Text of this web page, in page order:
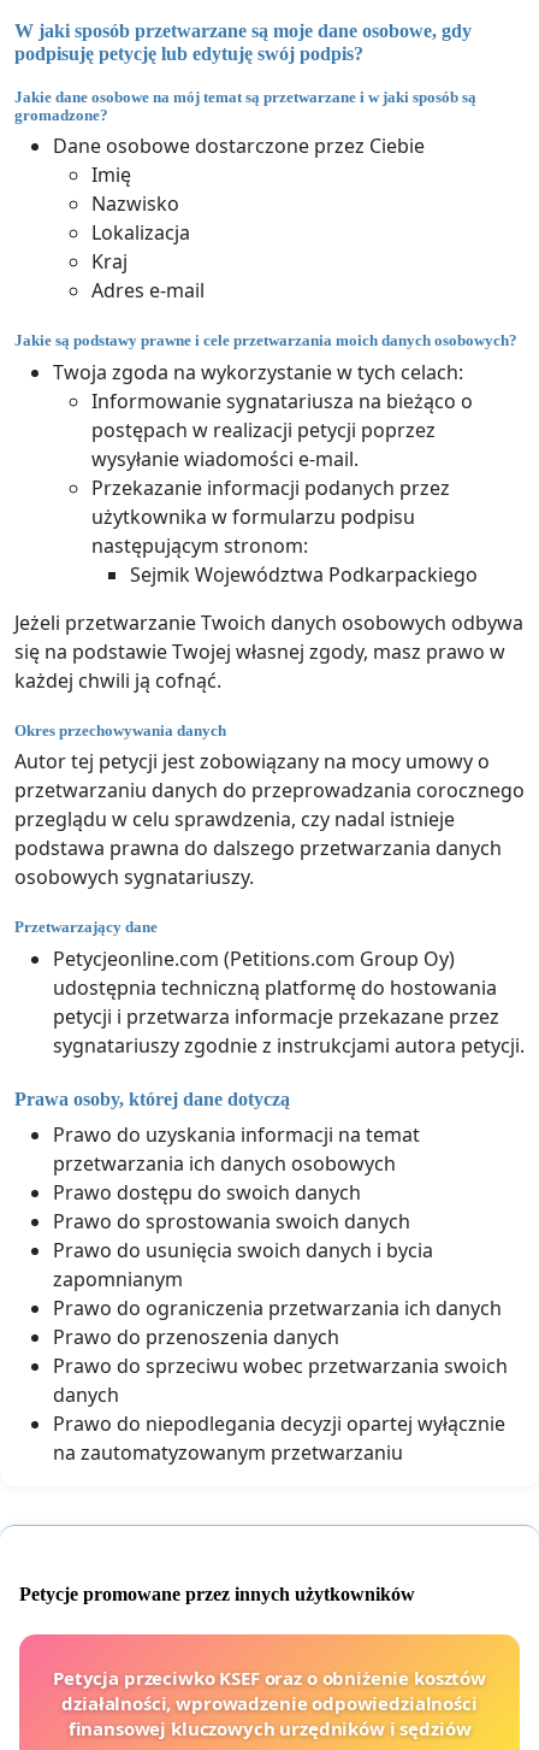
W jaki sposób przetwarzane są moje dane osobowe, gdy
podpisuję petycję lub edytuję swój podpis?
Jakie dane osobowe na mój temat są przetwarzane i w jaki sposób są
gromadzone?
Dane osobowe dostarczone przez Ciebie
Imię
Nazwisko
Lokalizacja
Kraj
Adres e-mail
Jakie są podstawy prawne i cele przetwarzania moich danych osobowych?
Twoja zgoda na wykorzystanie w tych celach:
Informowanie sygnatariusza na bieżąco o
postępach w realizacji petycji poprzez
wysyłanie wiadomości e-mail.
Przekazanie informacji podanych przez
użytkownika w formularzu podpisu
następującym stronom:
Sejmik Województwa Podkarpackiego
Jeżeli przetwarzanie Twoich danych osobowych odbywa
się na podstawie Twojej własnej zgody, masz prawo w
każdej chwili ją cofnąć.
Okres przechowywania danych
Autor tej petycji jest zobowiązany na mocy umowy o
przetwarzaniu danych do przeprowadzania corocznego
przeglądu w celu sprawdzenia, czy nadal istnieje
podstawa prawna do dalszego przetwarzania danych
osobowych sygnatariuszy.
Przetwarzający dane
Petycjeonline.com (Petitions.com Group Oy)
udostępnia techniczną platformę do hostowania
petycji i przetwarza informacje przekazane przez
sygnatariuszy zgodnie z instrukcjami autora petycji.
Prawa osoby, której dane dotyczą
Prawo do uzyskania informacji na temat
przetwarzania ich danych osobowych
Prawo dostępu do swoich danych
Prawo do sprostowania swoich danych
Prawo do usunięcia swoich danych i bycia
zapomnianym
Prawo do ograniczenia przetwarzania ich danych
Prawo do przenoszenia danych
Prawo do sprzeciwu wobec przetwarzania swoich
danych
Prawo do niepodlegania decyzji opartej wyłącznie
na zautomatyzowanym przetwarzaniu
Petycje promowane przez innych użytkowników
Petycja przeciwko KSEF oraz o obniżenie kosztów
działalności, wprowadzenie odpowiedzialności
finansowej kluczowych urzędników i sędziów